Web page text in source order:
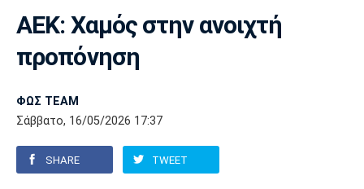
ΒΟΛΕΪ ΠΟΛΟ ΣΠΟΡ
AUTO-MOTO
Super League 1
Super League 2
Γ Εθνική
Ελλάδα
Μπάσκετ
Ελλάδα
Εθνική
EuroLeague
Ολυμπιακοί Αγώνες
Βόλεϊ
Πόλο
Ολυμπιακός
Παναθηναϊκός Ατρόμητος
ΑΕΚ: Χαμός στην ανοιχτή
προπόνηση
ΦΩΣ TEAM
Σάββατο, 16/05/2026 17:37
SHARE TWEET